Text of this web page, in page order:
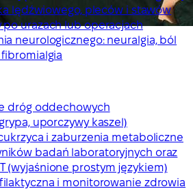
lędźwiowego, pleców i stawów
urazach lub operacjach
neurologicznego: neuralgia, ból
dróg oddechowych
uporczywy kaszel)
i zaburzenia metaboliczne
badań laboratoryjnych oraz
(wyjaśnione prostym językiem)
i monitorowanie zdrowia